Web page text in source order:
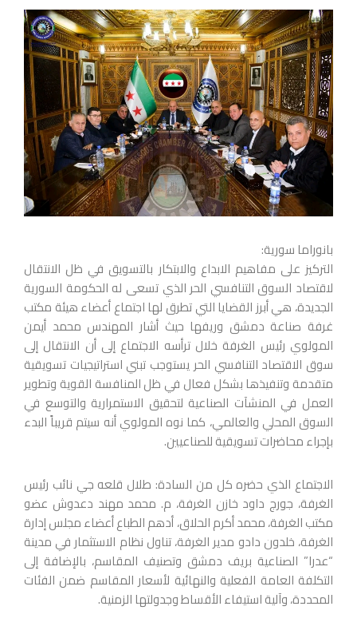
بانوراما سورية:
التركيز على مفاهيم الابداع والابتكار بالتسويق في ظل الانتقال
لاقتصاد السوق التنافسي الحر الذي تسعى له الحكومة السورية
الجديدة، هي أبرز القضايا التي تطرق لها اجتماع أعضاء هيئة مكتب
غرفة صناعة دمشق وريفها حيث أشار المهندس محمد أيمن
المولوي رئيس الغرفة خلال ترأسه الاجتماع إلى أن الانتقال إلى
سوق الاقتصاد التنافسي الحر يستوجب تبني استراتيجيات تسويقية
متقدمة وتنفيذها بشكل فعال في ظل المنافسة القوية وتطوير
العمل في المنشآت الصناعية لتحقيق الاستمرارية والتوسع في
السوق المحلي والعالمي، كما نوه المولوي أنه سيتم قريباً البدء
بإجراء محاضرات تسويقية للصناعيين.
الاجتماع الذي حضره كل من السادة: طلال قلعه جي نائب رئيس
الغرفة، جورج داود خازن الغرفة، م. محمد مهند دعدوش عضو
مكتب الغرفة، محمد أكرم الحلاق، أدهم الطباع أعضاء مجلس إدارة
الغرفة، خلدون دادو مدير الغرفة، تناول نظام الاستثمار في مدينة
“عدرا” الصناعية بريف دمشق وتصنيف المقاسم، بالإضافة إلى
التكلفة العامة الفعلية والنهائية لأسعار المقاسم ضمن الفئات
المحددة، وآلية استيفاء الأقساط وجدولتها الزمنية.